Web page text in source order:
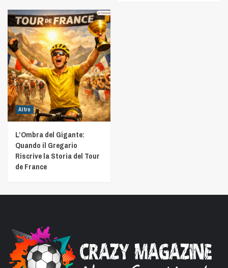
Altro
L’Ombra del Gigante:
Quando il Gregario
Riscrive la Storia del Tour
de France